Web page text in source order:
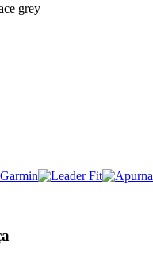
grey